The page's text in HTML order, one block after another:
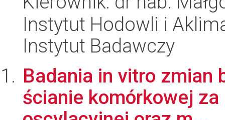
Instytut Hodowli i
Instytut Badawczy
Badania in vitro zmian
ścianie komórkowej